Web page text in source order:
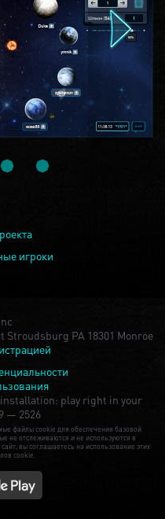
игроки
Stroudsburg PA 18301 Monroe
play right in your
— 2526
файлы cookie для обеспечения базовой
не отслеживаются и не используются в
вы соглашаетесь на использование этих
cookie.